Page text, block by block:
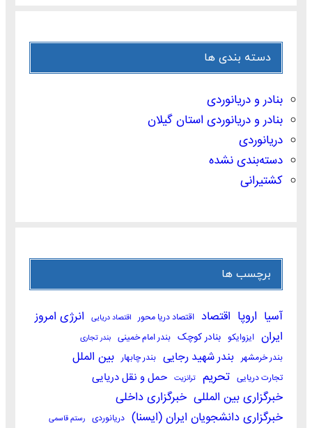
دسته بندی ها
بنادر و دریانوردی
بنادر و دریانوردی استان گیلان
دریانوردی
دسته‌بندی نشده
کشتیرانی
برچسب ها
آسیا اروپا اقتصاد اقتصاد دریا محور اقتصاد دریایی
انرژی امروز
ایران ایزوایکو بنادر کوچک بندر امام خمینی بندر تجاری
بندر خرمشهر بندر شهید رجایی بندر چابهار بین الملل
تجارت دریایی تحریم ترانزیت حمل و نقل دریایی
خبرگزاری بین المللی خبرگزاری داخلی
خبرگزاری دانشجویان ایران (ایسنا) دریانوردی
رستم قاسمی